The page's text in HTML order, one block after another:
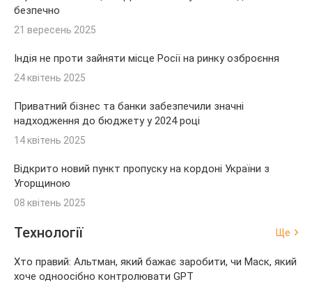
безпечно
21 вересень 2025
Індія не проти зайняти місце Росії на ринку озброєння
24 квітень 2025
Приватний бізнес та банки забезпечили значні
надходження до бюджету у 2024 році
14 квітень 2025
Відкрито новий пункт пропуску на кордоні України з
Угорщиною
08 квітень 2025
Технології Ще
Хто правий: Альтман, який бажає заробити, чи Маск, який
хоче одноосібно контролювати GPT